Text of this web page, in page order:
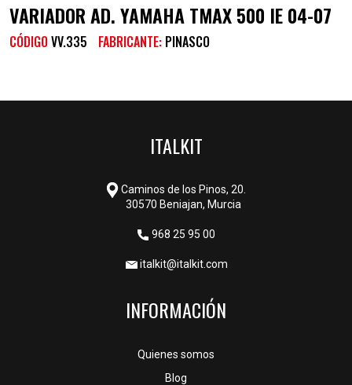
VARIADOR AD. YAMAHA TMAX 500 IE 04-07
CÓDIGOVV.335 FABRICANTE: PINASCO
ITALKIT
Caminos de los Pinos, 20.
30570 Beniajan, Murcia
968 25 95 00
italkit@italkit.com
INFORMACIÓN
Quienes somos
Blog